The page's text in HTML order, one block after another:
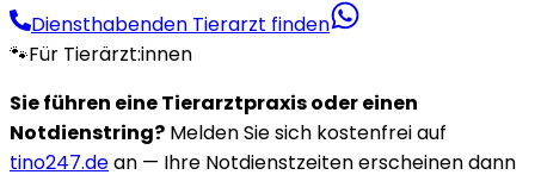
Diensthabenden Tierarzt finden
🐾Für Tierärzt:innen
Sie führen eine Tierarztpraxis oder einen
Notdienstring? Melden Sie sich kostenfrei auf
tino247.dean — Ihre Notdienstzeiten erscheinen dann